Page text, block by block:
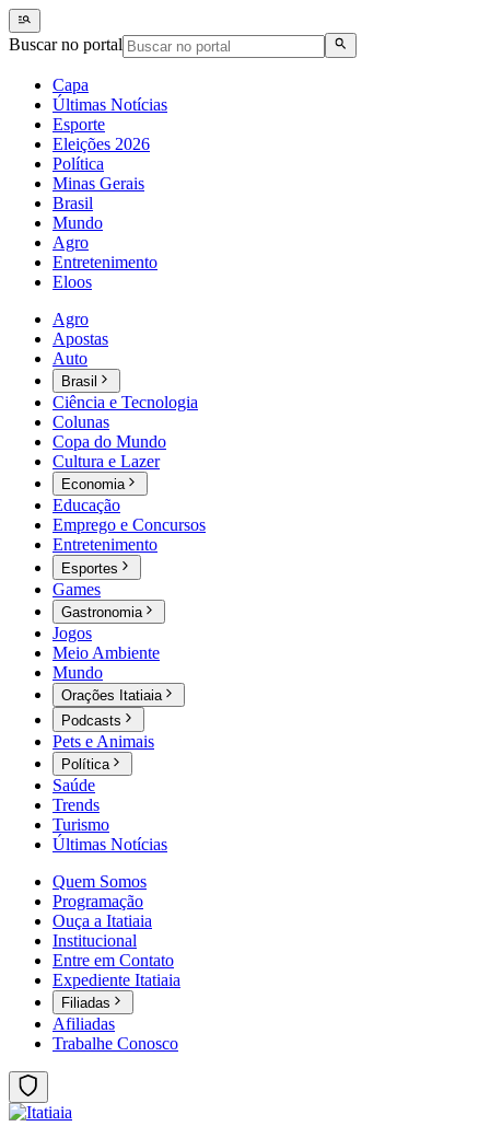
Buscar no portal
Capa
Últimas Notícias
Esporte
Eleições 2026
Política
Minas Gerais
Brasil
Mundo
Agro
Entretenimento
Eloos
Agro
Apostas
Auto
Brasil
Ciência e Tecnologia
Colunas
Copa do Mundo
Cultura e Lazer
Economia
Educação
Emprego e Concursos
Entretenimento
Esportes
Games
Gastronomia
Jogos
Meio Ambiente
Mundo
Orações Itatiaia
Podcasts
Pets e Animais
Política
Saúde
Trends
Turismo
Últimas Notícias
Quem Somos
Programação
Ouça a Itatiaia
Institucional
Entre em Contato
Expediente Itatiaia
Filiadas
Afiliadas
Trabalhe Conosco